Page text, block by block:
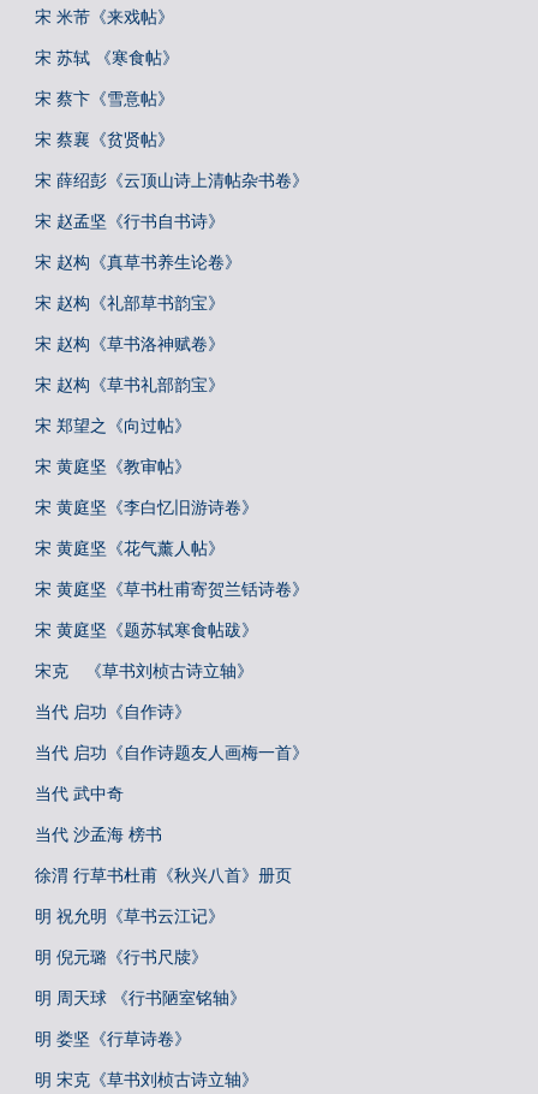
宋 米芾《来戏帖》
宋 苏轼 《寒食帖》
宋 蔡卞《雪意帖》
宋 蔡襄《贫贤帖》
宋 薛绍彭《云顶山诗上清帖杂书卷》
宋 赵孟坚《行书自书诗》
宋 赵构《真草书养生论卷》
宋 赵构《礼部草书韵宝》
宋 赵构《草书洛神赋卷》
宋 赵构《草书礼部韵宝》
宋 郑望之《向过帖》
宋 黄庭坚《教审帖》
宋 黄庭坚《李白忆旧游诗卷》
宋 黄庭坚《花气薰人帖》
宋 黄庭坚《草书杜甫寄贺兰铦诗卷》
宋 黄庭坚《题苏轼寒食帖跋》
宋克 《草书刘桢古诗立轴》
当代 启功《自作诗》
当代 启功《自作诗题友人画梅一首》
当代 武中奇
当代 沙孟海 榜书
徐渭 行草书杜甫《秋兴八首》册页
明 祝允明《草书云江记》
明 倪元璐《行书尺牍》
明 周天球 《行书陋室铭轴》
明 娄坚《行草诗卷》
明 宋克《草书刘桢古诗立轴》